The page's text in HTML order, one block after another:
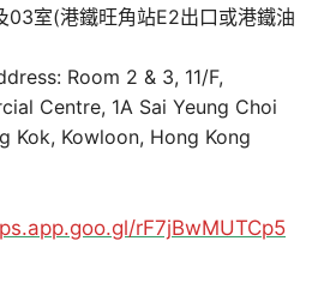
03室(港鐵旺角站E2出口或港鐵油
Room 2 & 3, 11/F,
Centre, 1A Sai Yeung Choi
Kok, Kowloon, Hong Kong
rF7jBwMUTCp5